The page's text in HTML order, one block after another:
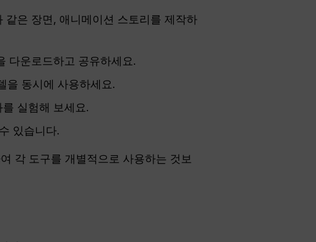
은 장면, 애니메이션 스토리를 제작하
다운로드하고 공유하세요.
을 동시에 사용하세요.
실험해 보세요.
있습니다.
각 도구를 개별적으로 사용하는 것보